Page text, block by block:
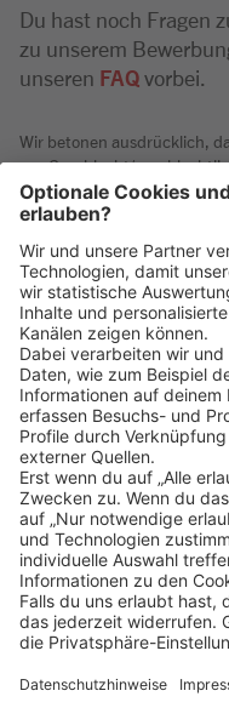
Du hast noch Fragen
zu unserem
unseren FAQvorbei.
Wir betonen ausdrücklich,
von Geschlecht/
Nationalität, sozialer
körperlichen und geistigen
willkommen sind.
Klickehier, um alle
Impressum
FAQ
Veranstaltungen
Sitemap